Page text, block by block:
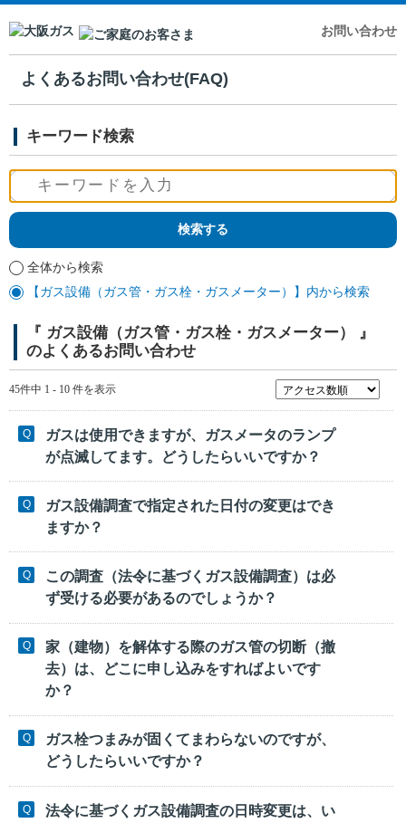
お問い合わせ
よくあるお問い合わせ(FAQ)
キーワード検索
全体から検索
【ガス設備（ガス管・ガス栓・ガスメーター）】内から検索
『 ガス設備（ガス管・ガス栓・ガスメーター） 』
のよくあるお問い合わせ
45件中 1 - 10 件を表示
ガスは使用できますが、ガスメータのランプ
が点滅してます。どうしたらいいですか？
ガス設備調査で指定された日付の変更はでき
ますか？
この調査（法令に基づくガス設備調査）は必
ず受ける必要があるのでしょうか？
家（建物）を解体する際のガス管の切断（撤
去）は、どこに申し込みをすればよいです
か？
ガス栓つまみが固くてまわらないのですが、
どうしたらいいですか？
法令に基づくガス設備調査の日時変更は、い